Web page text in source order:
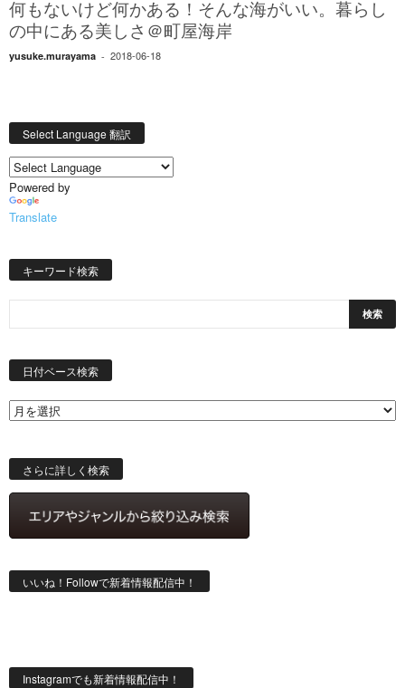
何もないけど何かある！そんな海がいい。暮らし
の中にある美しさ＠町屋海岸
yusuke.murayama - 2018-06-18
Select Language 翻訳
Powered by
Translate
キーワード検索
日付ベース検索
さらに詳しく検索
いいね！Followで新着情報配信中！
Instagramでも新着情報配信中！